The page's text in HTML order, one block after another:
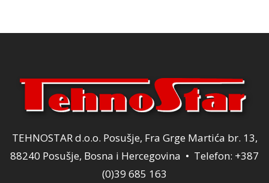
TEHNOSTAR d.o.o. Posušje, Fra Grge Martića br. 13,
88240 Posušje, Bosna i Hercegovina • Telefon: +387
(0)39 685 163